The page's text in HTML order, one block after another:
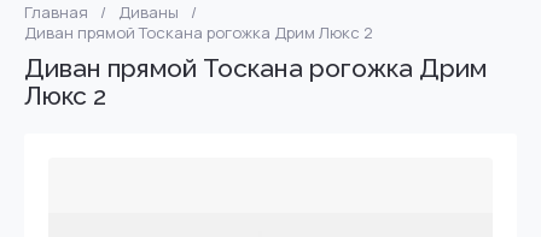
Главная / Диваны
/
Диван прямой Тоскана рогожка Дрим Люкс 2
Диван прямой Тоскана рогожка Дрим
Люкс 2